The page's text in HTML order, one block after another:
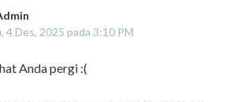
4 Des, 2025 pada 3:10 PM
Anda pergi :(